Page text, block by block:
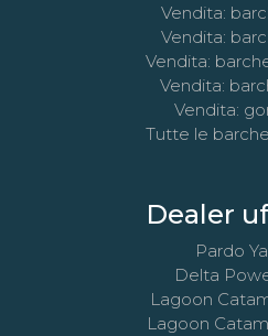
Vendita:
Vendita:
Vendita:
Vendita:
Vendita:
Tutte le
Dealer
Pardo
Delta
Lagoon
Lagoon